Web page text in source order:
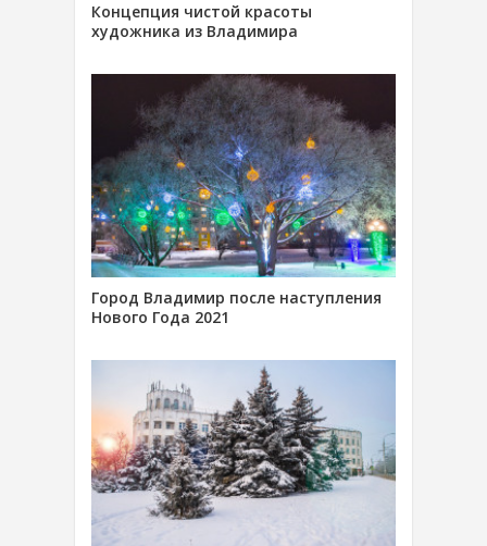
Концепция чистой красоты
художника из Владимира
Город Владимир после наступления
Нового Года 2021